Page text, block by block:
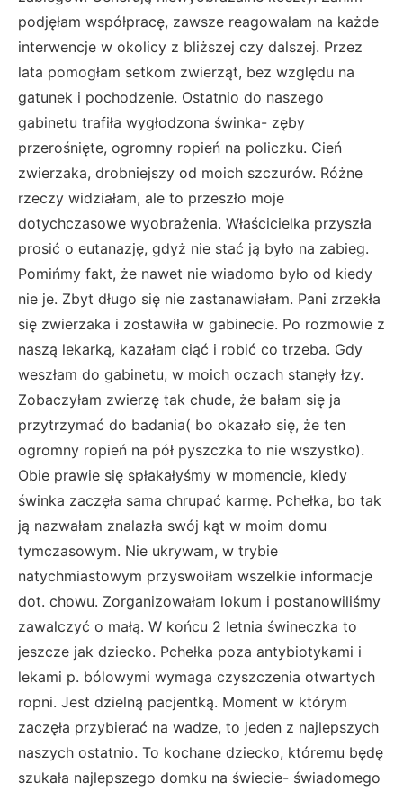
podjęłam współpracę, zawsze reagowałam na każde
interwencje w okolicy z bliższej czy dalszej. Przez
lata pomogłam setkom zwierząt, bez względu na
gatunek i pochodzenie. Ostatnio do naszego
gabinetu trafiła wygłodzona świnka- zęby
przerośnięte, ogromny ropień na policzku. Cień
zwierzaka, drobniejszy od moich szczurów. Różne
rzeczy widziałam, ale to przeszło moje
dotychczasowe wyobrażenia. Właścicielka przyszła
prosić o eutanazję, gdyż nie stać ją było na zabieg.
Pomińmy fakt, że nawet nie wiadomo było od kiedy
nie je. Zbyt długo się nie zastanawiałam. Pani zrzekła
się zwierzaka i zostawiła w gabinecie. Po rozmowie z
naszą lekarką, kazałam ciąć i robić co trzeba. Gdy
weszłam do gabinetu, w moich oczach stanęły łzy.
Zobaczyłam zwierzę tak chude, że bałam się ja
przytrzymać do badania( bo okazało się, że ten
ogromny ropień na pół pyszczka to nie wszystko).
Obie prawie się spłakałyśmy w momencie, kiedy
świnka zaczęła sama chrupać karmę. Pchełka, bo tak
ją nazwałam znalazła swój kąt w moim domu
tymczasowym. Nie ukrywam, w trybie
natychmiastowym przyswoiłam wszelkie informacje
dot. chowu. Zorganizowałam lokum i postanowiliśmy
zawalczyć o małą. W końcu 2 letnia świneczka to
jeszcze jak dziecko. Pchełka poza antybiotykami i
lekami p. bólowymi wymaga czyszczenia otwartych
ropni. Jest dzielną pacjentką. Moment w którym
zaczęła przybierać na wadze, to jeden z najlepszych
naszych ostatnio. To kochane dziecko, któremu będę
szukała najlepszego domku na świecie- świadomego